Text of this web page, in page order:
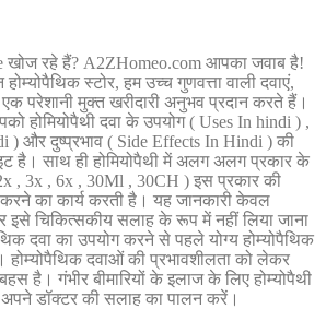
खोज रहे हैं? A2ZHomeo.com आपका जवाब है!
स्टोर, हम उच्च गुणवत्ता वाली दवाएं,
परेशानी मुक्त खरीदारी अनुभव प्रदान करते हैं।
होमियोपैथी दवा के उपयोग ( Uses In hindi ) ,
) और दुष्प्रभाव ( Side Effects In Hindi ) की
है। साथ ही होमियोपैथी में अलग अलग प्रकार के
, 3x , 6x , 30Ml , 30CH ) इस प्रकार की
का कार्य करती है। यह जानकारी केवल
इसे चिकित्सकीय सलाह के रूप में नहीं लिया जाना
दवा का उपयोग करने से पहले योग्य होम्योपैथिक
होम्योपैथिक दवाओं की प्रभावशीलता को लेकर
है। गंभीर बीमारियों के इलाज के लिए होम्योपैथी
अपने डॉक्टर की सलाह का पालन करें।